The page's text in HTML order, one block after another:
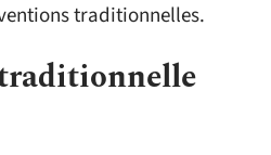
traditionnelles.